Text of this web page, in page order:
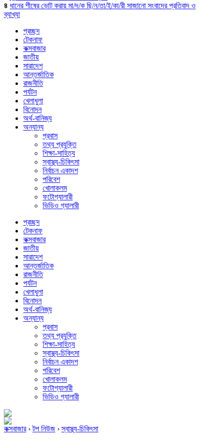
৪ ধানের শীষের ভোট করায় মা/দ/ক ছি/ন/তা/ই/কা/রী সাজানো সংবাদের প্রতিবাদ ও
ব্যাখ্যা
প্রচ্ছদ
টেকনাফ
কক্সবাজার
জাতীয়
সারাদেশ
আন্তর্জাতিক
রাজনীতি
পর্যটন
খেলাধুলা
বিনোদন
অর্থ-বানিজ্য
অন্যান্য
প্রবাস
তথ্য প্রযুক্তি
শিক্ষা-সাহিত্য
স্বাস্থ্য-চিকিৎসা
নির্বাচন একাদশ
পরিবেশ
খোলাকলম
ফটোগ্যালারী
ভিডিও গ্যালারী
প্রচ্ছদ
টেকনাফ
কক্সবাজার
জাতীয়
সারাদেশ
আন্তর্জাতিক
রাজনীতি
পর্যটন
খেলাধুলা
বিনোদন
অর্থ-বানিজ্য
অন্যান্য
প্রবাস
তথ্য প্রযুক্তি
শিক্ষা-সাহিত্য
স্বাস্থ্য-চিকিৎসা
নির্বাচন একাদশ
পরিবেশ
খোলাকলম
ফটোগ্যালারী
ভিডিও গ্যালারী
কক্সবাজার›টপ নিউজ ›স্বাস্থ্য-চিকিৎসা